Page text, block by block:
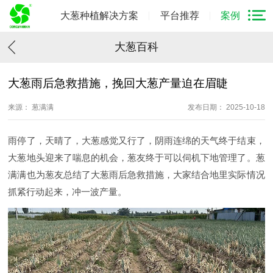
大葱种植解决方案 平台推荐 案例
大葱百科
大葱雨后急救措施，挽回大葱产量迫在眉睫
来源： 葱满满 发布日期： 2025-10-18
雨停了，天晴了，大葱感觉又行了，阴雨连绵的天气终于结束，
大葱地头迎来了喘息的机会，葱友终于可以伺机下地管理了。葱
满满也为葱友总结了大葱雨后急救措施，大家结合地里实际情况
抓紧行动起来，冲一波产量。